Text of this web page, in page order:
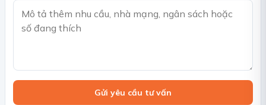
Gửi yêu cầu tư vấn